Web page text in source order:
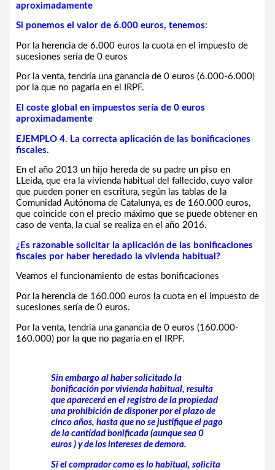
aproximadamente
Si ponemos el valor de 6.000 euros, tenemos:
Por la herencia de 6.000 euros la cuota en el impuesto de
sucesiones sería de 0 euros
Por la venta, tendría una ganancia de 0 euros (6.000-6.000)
por la que no pagaría en el IRPF.
El coste global en impuestos sería de 0 euros
aproximadamente
EJEMPLO 4. La correcta aplicación de las bonificaciones
fiscales.
En el año 2013 un hijo hereda de su padre un piso en
LLeida, que era la vivienda habitual del fallecido, cuyo valor
que pueden poner en escritura, según las tablas de la
Comunidad Autónoma de Catalunya, es de 160.000 euros,
que coincide con el precio máximo que se puede obtener en
caso de venta, la cual se realiza en el año 2016.
¿Es razonable solicitar la aplicación de las bonificaciones
fiscales por haber heredado la vivienda habitual?
Veamos el funcionamiento de estas bonificaciones
Por la herencia de 160.000 euros la cuota en el impuesto de
sucesiones sería de 0 euros.
Por la venta, tendría una ganancia de 0 euros (160.000-
160.000) por la que no pagaría en el IRPF.
Sin embargo al haber solicitado la
bonificación por vivienda habitual, resulta
que aparecerá en el registro de la propiedad
una prohibición de disponer por el plazo de
cinco años, hasta que no se justifique el pago
de la cantidad bonificada (aunque sea 0
euros ) y de los intereses de demora.
Si el comprador como es lo habitual, solicita